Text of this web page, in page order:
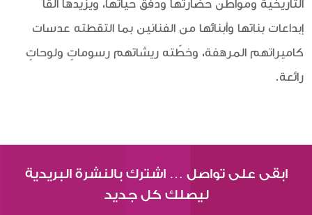
التاريخيّة ومواطن حضارتها ودفق حياتها، ويزيدها ألقًا
إبداعات بناتها وأبنائها من الفنانين بما التقطته عدسات
كاميراتهم المرهفة، وخطّته ريشاتهم رسوماتٍ ولوحاتٍ
رائعة.
ابقى على تواصل … اشترك بالنشرة البريدية
ليصلك كل جديد